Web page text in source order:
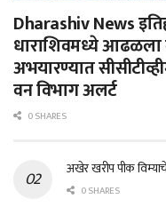
Dharashiv News
धाराशिवमध्ये आढळला
अभयारण्यात
वन विभाग अलर्ट
0 SHARES
अखेर खरीप पीक
0 SHARES